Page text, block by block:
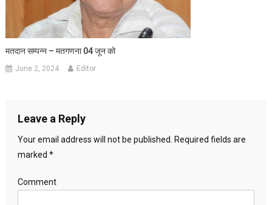
मतदान सम्पन्न – मतगणना 04 जून को
June 2, 2024 Editor
Leave a Reply
Your email address will not be published.
Required fields are
marked *
Comment